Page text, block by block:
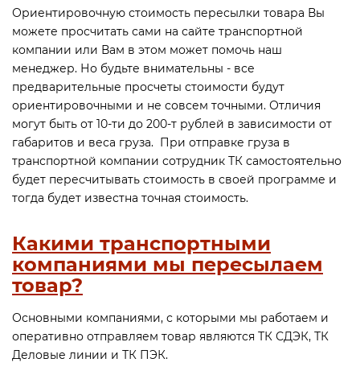
Ориентировочную стоимость пересылки товара Вы
можете просчитать сами на сайте транспортной
компании или Вам в этом может помочь наш
менеджер. Но будьте внимательны - все
предварительные просчеты стоимости будут
ориентировочными и не совсем точными. Отличия
могут быть от 10-ти до 200-т рублей в зависимости от
габаритов и веса груза. При отправке груза в
транспортной компании сотрудник ТК самостоятельно
будет пересчитывать стоимость в своей программе и
тогда будет известна точная стоимость.
Какими транспортными
компаниями мы пересылаем
товар?
Основными компаниями, с которыми мы работаем и
оперативно отправляем товар являются ТК СДЭК, ТК
Деловые линии и ТК ПЭК.